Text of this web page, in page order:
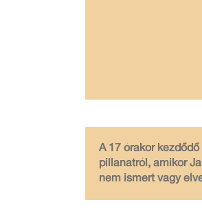
A 17 órakor
pillanatról, amikor
nem ismert vagy